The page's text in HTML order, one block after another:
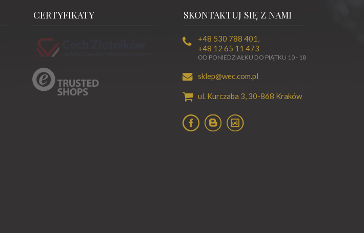
CERTYFIKATY SKONTAKTUJ SIĘ Z NAMI
+48 530 788 401 ,
+48 12 65 11 473
OD PONIEDZIAŁKU DO PIĄTKU 10 - 18
sklep@wec.com.pl
ul. Kurczaba 3, 30-868 Kraków